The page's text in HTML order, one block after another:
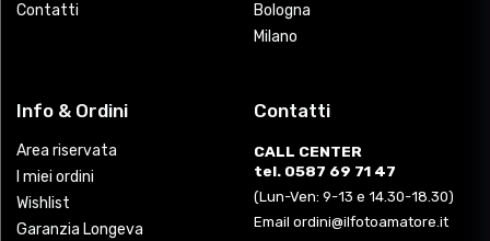
Contatti
Bologna
Milano
Info & Ordini
Area riservata
I miei ordini
Wishlist
Garanzia Longeva
Contatti
CALL CENTER
tel. 0587 69 71 47
(Lun-Ven: 9-13 e 14.30-18.30)
Email ordini@ilfotoamatore.it